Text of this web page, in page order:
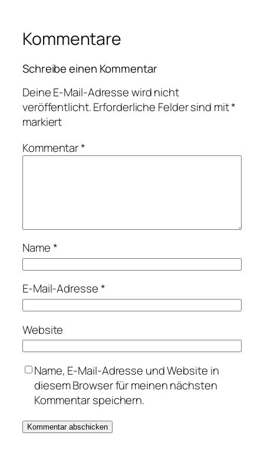
Kommentare
Schreibe einen Kommentar
Deine E-Mail-Adresse wird nicht
veröffentlicht.Erforderliche Felder sind mit*
markiert
Kommentar*
Name*
E-Mail-Adresse*
Website
Name, E-Mail-Adresse und Website in
diesem Browser für meinen nächsten
Kommentar speichern.